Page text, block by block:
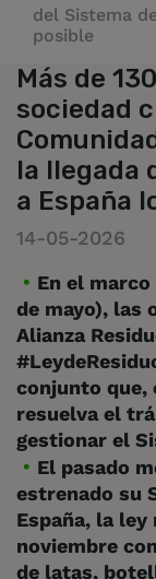
del Sistema
posible
Más de
sociedad
la llegada
a España
14-05-2026
En el
de mayo), las
Alianza
conjunto que,
resuelva el
gestionar el
El pasado
estrenado su
España, la
noviembre
de latas,